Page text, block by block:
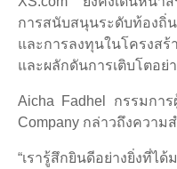
การสนับสนุนระดับท้อง
และการลงทุนในโครงส
และผลักดันการเติบโตอย่
Aicha Fadhel กรรมกา
Company กล่าวถึงความ
“เรารู้สึกยินดีอย่างยิ่งที่ไ